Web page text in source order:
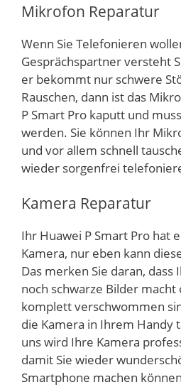
Mikrofon Reparatur
Wenn Sie Telefonieren
Gesprächspartner versteht
er bekommt nur schwere
Rauschen, dann ist das
P Smart Pro kaputt und
werden. Sie können Ihr
und vor allem schnell
wieder sorgenfrei
Kamera Reparatur
Ihr Huawei P Smart Pro hat
Kamera, nur eben kann
Das merken Sie daran,
noch schwarze Bilder
komplett verschwommen
die Kamera in Ihrem Handy
uns wird Ihre Kamera
damit Sie wieder
Smartphone machen